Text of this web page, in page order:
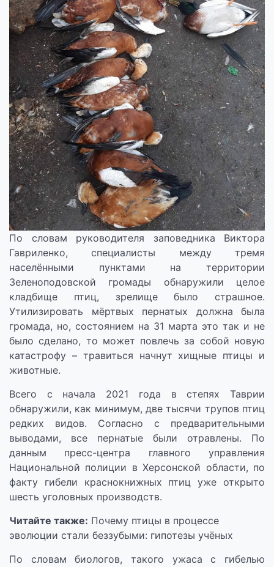
По словам руководителя заповедника Виктора
Гавриленко, специалисты между тремя
населёнными пунктами на территории
Зеленоподовской громады обнаружили целое
кладбище птиц, зрелище было страшное.
Утилизировать мёртвых пернатых должна была
громада, но, состоянием на 31 марта это так и не
было сделано, то может повлечь за собой новую
катастрофу – травиться начнут хищные птицы и
животные.
Всего с начала 2021 года в степях Таврии
обнаружили, как минимум, две тысячи трупов птиц
редких видов. Согласно с предварительными
выводами, все пернатые были отравлены. По
данным пресс-центра главного управления
Национальной полиции в Херсонской области, по
факту гибели краснокнижных птиц уже открыто
шесть уголовных производств.
Читайте также: Почему птицы в процессе
эволюции стали беззубыми: гипотезы учёных
По словам биологов, такого ужаса с гибелью